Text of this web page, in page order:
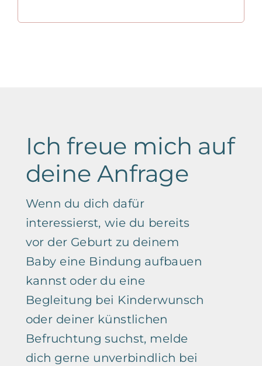
Ich freue mich auf
deine Anfrage
Wenn du dich dafür
interessierst, wie du bereits
vor der Geburt zu deinem
Baby eine Bindung aufbauen
kannst oder du eine
Begleitung bei Kinderwunsch
oder deiner künstlichen
Befruchtung suchst, melde
dich gerne unverbindlich bei